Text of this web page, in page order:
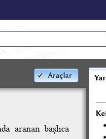
Araçlar
aranan başlıca